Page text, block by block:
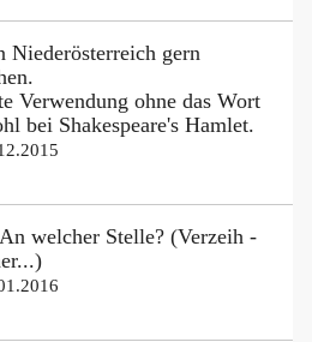
gern
Verwendung ohne das Wort
bei Shakespeare's Hamlet.
welcher Stelle? (Verzeih -